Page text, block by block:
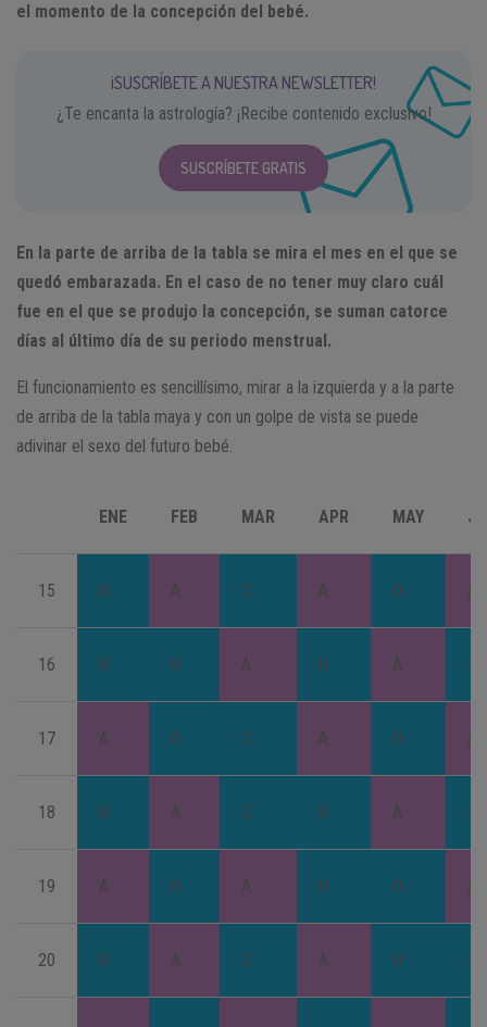
el momento de la concepción del bebé.
¡SUSCRÍBETE A NUESTRA NEWSLETTER!
¿Te encanta la astrología? ¡Recibe contenido exclusivo!
SUSCRÍBETE GRATIS
En la parte de arriba de la tabla se mira el mes en el que se
quedó embarazada. En el caso de no tener muy claro cuál
fue en el que se produjo la concepción, se suman catorce
días al último día de su periodo menstrual.
El funcionamiento es sencillísimo, mirar a la izquierda y a la parte
de arriba de la tabla maya y con un golpe de vista se puede
adivinar el sexo del futuro bebé.
ENE FEB MAR APR MAY
15 O A O A O A
16 O O A O A O
17 A O O A O A
18 O A O O A O
19 A O A O O A
20 O A O A O O